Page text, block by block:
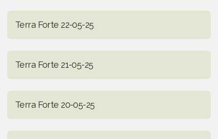
Terra Forte 22-05-25
Terra Forte 21-05-25
Terra Forte 20-05-25